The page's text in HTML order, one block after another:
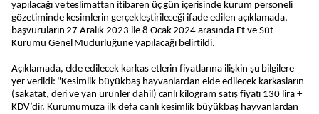
yapılacağı ve teslimattan itibaren üç gün içerisinde kurum personeli
gözetiminde kesimlerin gerçekleştirileceği ifade edilen açıklamada,
başvuruların 27 Aralık 2023 ile 8 Ocak 2024 arasında Et ve Süt
Kurumu Genel Müdürlüğüne yapılacağı belirtildi.
Açıklamada, elde edilecek karkas etlerin fiyatlarına ilişkin şu bilgilere
yer verildi: "Kesimlik büyükbaş hayvanlardan elde edilecek karkasların
(sakatat, deri ve yan ürünler dahil) canlı kilogram satış fiyatı 130 lira +
KDV’dir. Kurumumuza ilk defa canlı kesimlik büyükbaş hayvanlardan